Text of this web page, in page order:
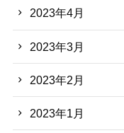
2023年4月
2023年3月
2023年2月
2023年1月